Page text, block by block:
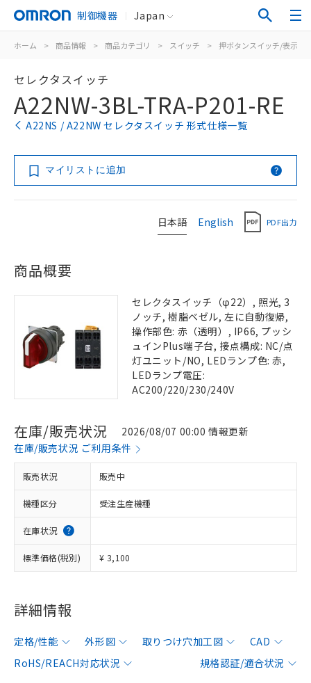
制御機器 Japan
ホーム > 商品情報 > 商品カテゴリ > スイッチ > 押ボタンスイッチ/表示灯
セレクタスイッチ
A22NW-3BL-TRA-P201-RE
A22NS / A22NW セレクタスイッチ 形式仕様一覧
マイリストに追加
日本語 English PDF出力
商品概要
セレクタスイッチ（φ22）, 照光, 3
ノッチ, 樹脂ベゼル, 左に自動復帰,
操作部色: 赤（透明）, IP66, プッシ
ュインPlus端子台, 接点構成: NC/点
灯ユニット/NO, LEDランプ色: 赤,
LEDランプ電圧:
AC200/220/230/240V
在庫/販売状況
2026/08/07 00:00 情報更新
在庫/販売状況 ご利用条件
販売状況 販売中
機種区分 受注生産機種
在庫状況
標準価格(税別) ¥ 3,100
詳細情報
定格/性能 外形図 取りつけ穴加工図
CAD
RoHS/REACH対応状況
規格認証/適合状況